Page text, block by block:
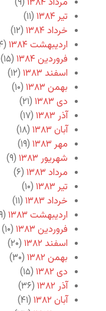
تیر ۱۳۸۴
(۱۱)
خرداد ۱۳۸۴
(۱۲)
اردیبهشت ۱۳۸۴
(۱۴)
فروردین ۱۳۸۴
(۱۵)
اسفند ۱۳۸۳
(۱۲)
بهمن ۱۳۸۳
(۱۰)
دی ۱۳۸۳
(۲۱)
آذر ۱۳۸۳
(۱۷)
آبان ۱۳۸۳
(۱۸)
مهر ۱۳۸۳
(۱۹)
شهریور ۱۳۸۳
(۹)
مرداد ۱۳۸۳
(۶)
تیر ۱۳۸۳
(۱۰)
خرداد ۱۳۸۳
(۱۱)
اردیبهشت ۱۳۸۳
(۹)
فروردین ۱۳۸۳
(۱۰)
اسفند ۱۳۸۲
(۲۰)
بهمن ۱۳۸۲
(۳۰)
دی ۱۳۸۲
(۱۵)
آذر ۱۳۸۲
(۳۶)
آبان ۱۳۸۲
(۴۱)